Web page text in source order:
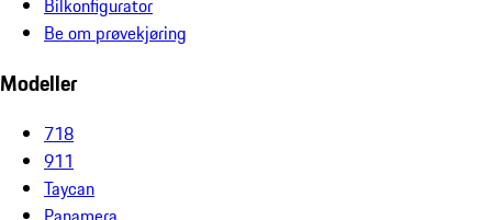
Bilkonfigurator
Be om prøvekjøring
Modeller
718
911
Taycan